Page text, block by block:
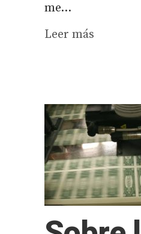
me...
Leer más